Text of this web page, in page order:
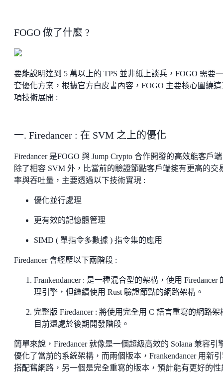
FOGO 做了什麼 ?
要能說明達到 5 萬以上的 TPS 並非紙上談兵，FOGO 需要
套優化方案，根據官方白皮書內容，FOGO 主要核心圍繞這
項技術展開 :
一. Firedancer : 在 SVM 之上的優化
Firedancer 是FOGO 與 Jump Crypto 合作開發的高效能客戶
除了相容 SVM 外，比當前的驗證節點客戶端擁有更高的交
率與吞吐量，主要透過以下技術實現 :
優化並行處理
更有效的記憶體管理
SIMD ( 單指令多數據 ) 指令集的應用
Firedancer 會經歷以下兩階段 :
Frankendancer : 是一種混合型的架構，使用 Firedancer
理引擎，但繼續使用 Rust 驗證節點的網路架構。
完整版 Firedancer : 將使用完全用 C 語言重寫的網路架
目前還處於後期開發階段。
簡單來說，Firedancer 就像是一個超級高效的 Solana 兼容引
優化了當前的系統架構，而兩個版本，Frankendancer 用新
搭配舊網路，另一個是完全重寫的版本，預計能有更好的性